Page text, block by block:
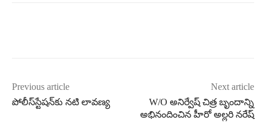
Previous article
పోలీస్‌స్టేష‌న్‌కు నటి లావణ్య
Next article
W/O అనిర్వేష్ చిత్ర బృందాన్ని
అభినందించిన హీరో అల్లరి నరేష్